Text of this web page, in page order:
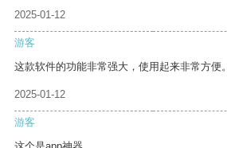
2025-01-12
游客
这款软件的功能非常强大，使用起来非常方便。
2025-01-12
游客